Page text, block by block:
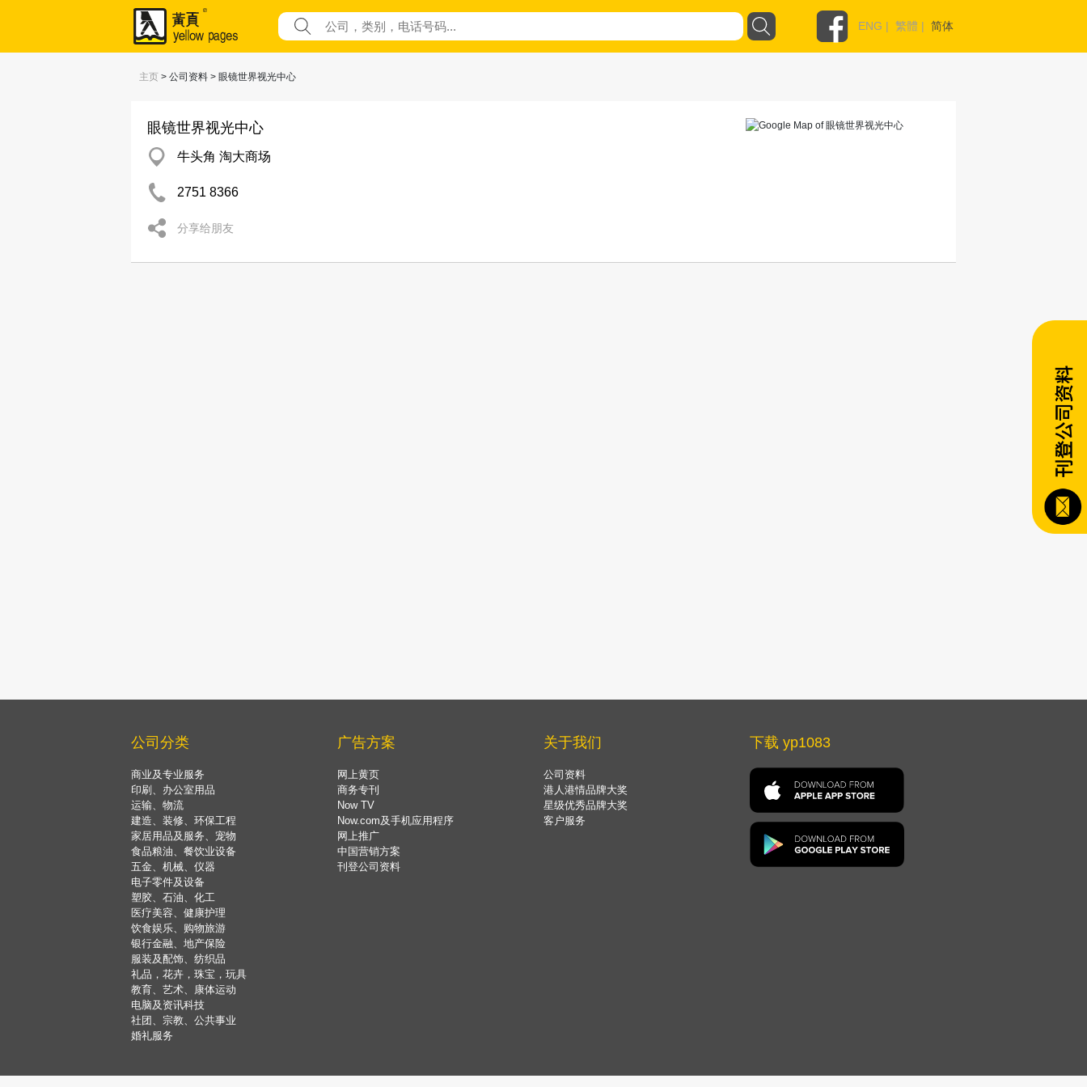
ENG | 繁體 | 简体
主页 > 公司资料 > 眼镜世界视光中心
眼镜世界视光中心
牛头角 淘大商场
2751 8366
分享给朋友
公司分类
商业及专业服务
印刷、办公室用品
运输、物流
建造、装修、环保工程
家居用品及服务、宠物
食品粮油、餐饮业设备
五金、机械、仪器
电子零件及设备
塑胶、石油、化工
医疗美容、健康护理
饮食娱乐、购物旅游
银行金融、地产保险
服装及配饰、纺织品
礼品，花卉，珠宝，玩具
教育、艺术、康体运动
电脑及资讯科技
社团、宗教、公共事业
婚礼服务
广告方案
网上黄页
商务专刊
Now TV
Now.com及手机应用程序
网上推广
中国营销方案
刊登公司资料
关于我们
公司资料
港人港情品牌大奖
星级优秀品牌大奖
客户服务
下载 yp1083